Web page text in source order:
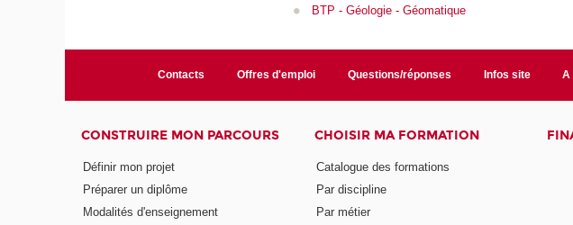
BTP - Géologie - Géomatique
Contacts Offres d'emploi Questions/réponses Infos site A
CONSTRUIRE MON PARCOURS
Définir mon projet
Préparer un diplôme
Modalités d'enseignement
CHOISIR MA FORMATION
Catalogue des formations
Par discipline
Par métier